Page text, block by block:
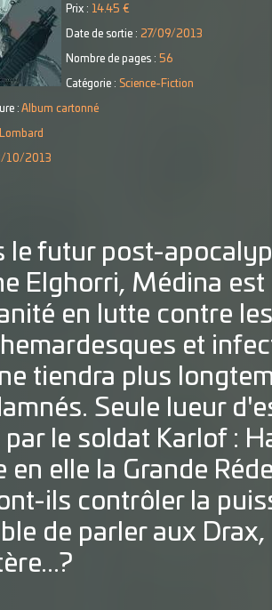
Prix : 14.45 €
Date de sortie : 27/09/2013
Nombre de pages : 56
Catégorie : Science-Fiction
: Album cartonné
Lombard
10/2013
le futur post-
Elghorri, Médina
en lutte contre
et
tiendra plus
Seule lueur
par le soldat Karlof :
en elle la Grande
ils contrôler la
de parler aux